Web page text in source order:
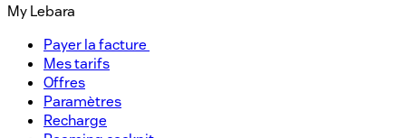
My Lebara
Payer la facture ​
Mes tarifs​
Offres​
Paramètres​
Recharge​